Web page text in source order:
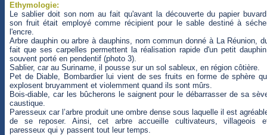
Ethymologie:
Le sablier doit son nom au fait qu'avant la découverte du papier
son fruit était employé comme récipient pour le sable destiné à
l'encre.
Arbre dauphin ou arbre à dauphins, nom commun donné à La Réunion,
fait que ses carpelles permettent la réalisation rapide d'un petit
souvent porté en pendentif (photo 3).
Sablier, car au Suriname, il pousse sur un sol sableux, en région côtière.
Pet de Diable, Bombardier lui vient de ses fruits en forme de sphère
explosent bruyamment et violemment quand ils sont mûrs.
Bois-diable, car les bûcherons le saignent pour le débarrasser de sa
caustique.
Paresseux car l’arbre produit une ombre dense sous laquelle il est
de se reposer. Ainsi, cet arbre accueille cultivateurs, villageois
paresseux qui y passent tout leur temps.